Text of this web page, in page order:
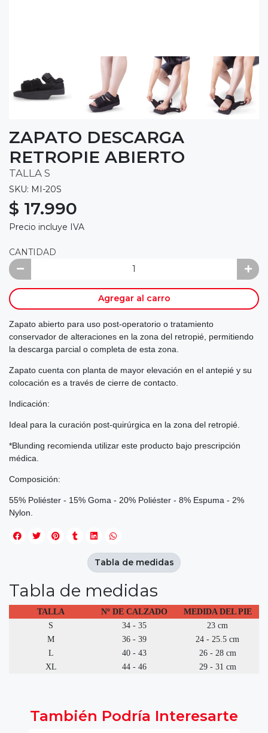
ZAPATO DESCARGA
RETROPIE ABIERTO
TALLA S
SKU: MI-20S
$ 17.990
Precio incluye IVA
CANTIDAD
Agregar al carro
Zapato abierto para uso post-operatorio o tratamiento
conservador de alteraciones en la zona del retropié, permitiendo
la descarga parcial o completa de esta zona.
Zapato cuenta con planta de mayor elevación en el antepié y su
colocación es a través de cierre de contacto.
Indicación:
Ideal para la curación post-quirúrgica en la zona del retropié.
*Blunding recomienda utilizar este producto bajo prescripción
médica.
Composición:
55% Poliéster - 15% Goma - 20% Poliéster - 8% Espuma - 2%
Nylon.
Tabla de medidas
TALLA Nº DE CALZADO
MEDIDA DEL PIE
S
34 - 35
23 cm
M
36 - 39
24 - 25.5 cm
L
40 - 43
26 - 28 cm
XL
44 - 46 29 - 31 cm
Tabla de medidas
También Podría Interesarte